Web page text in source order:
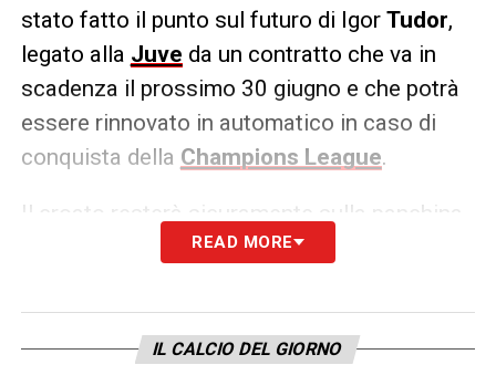
stato fatto il punto sul futuro di Igor Tudor,
legato alla Juve da un contratto che va in
scadenza il prossimo 30 giugno e che potrà
essere rinnovato in automatico in caso di
conquista della Champions League.
Il croato resterà sicuramente sulla panchina
dei bianconeri almeno fino al
mancato raggiungimento del quarto posto le
chance di una conferma si ridurrebbero di
READ MORE
IL CALCIO DEL GIORNO